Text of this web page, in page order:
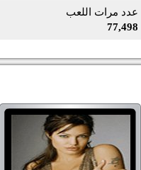
عدد مرات اللعب
77,498